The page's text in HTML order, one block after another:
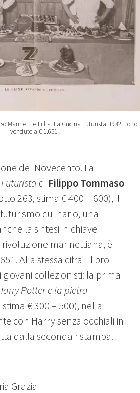
Marinetti e Fillia. La Cucina Futurista, 1932. Lotto
venduto a € 1.651
del Novecento. La
di Filippo Tommaso
263, stima € 400 – 600), il
culinario, una
la sintesi in chiave
marinettiana, è
Alla stessa cifra il libro
collezionisti: la prima
Potter e la pietra
€ 300 – 500), nella
con Harry senza occhiali in
dalla seconda ristampa.
Grazia